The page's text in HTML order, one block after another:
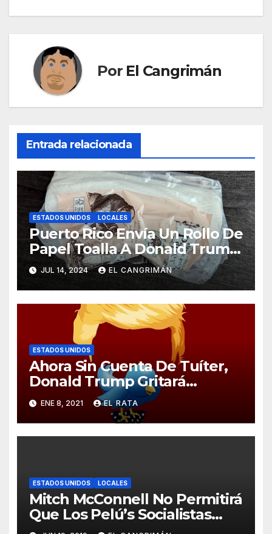
Por El Cangrimán
Entrada relacionada
ESTADOS UNIDOS LOCALES
Puerto Rico Envía Un Rollo De
Papel Toalla A Donald Trump
Pa’ Que Use Las Hojas De
Curita
JUL 14, 2024 EL CANGRIMÁN
ESTADOS UNIDOS
Ahora Sin Cuenta De Tuíter,
Donald Trump Gritará
Barrabasadas Desde Una
Tumbacocos
ENE 8, 2021 EL RATA
ESTADOS UNIDOS LOCALES
Mitch McConnell No Permitirá
Que Los Pelú’s Socialistas
Comunistas Del PNP Logren